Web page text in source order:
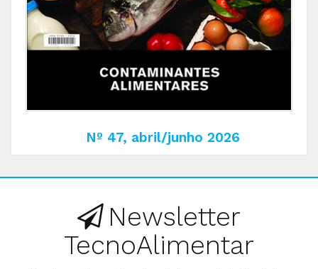
Nº 47, abril/junho 2026
Newsletter
TecnoAlimentar